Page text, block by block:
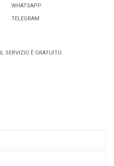
WHATSAPP
TELEGRAM
SERVIZIO È GRATUITO